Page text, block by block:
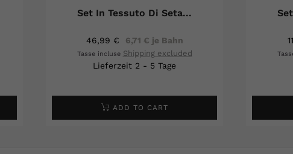
Set In Tessuto Di Seta...
46,99 € 6,71 € je Bahn
Tasse incluse Shipping excluded
Lieferzeit 2 - 5 Tage
ADD TO CART